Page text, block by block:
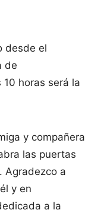
desde el
de
horas será la
y compañera
las puertas
Agradezco a
y en
a la